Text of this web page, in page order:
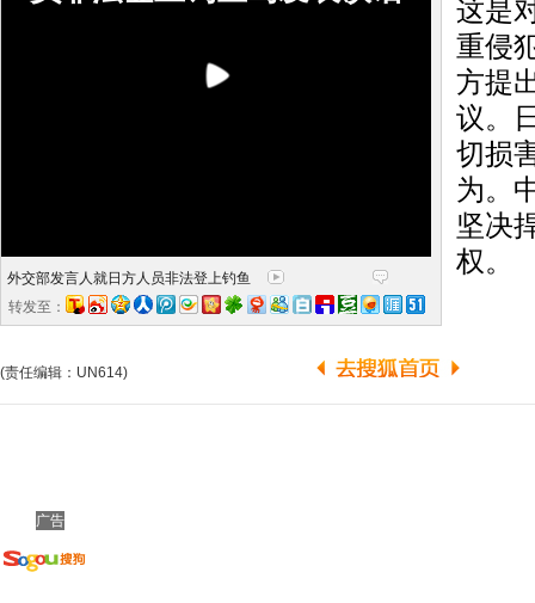
外交部发言人就日方人员非法登上钓鱼
转发至：
这是
重侵
方提
议。
切损
为。
坚决
权。
(责任编辑：UN614)
广告